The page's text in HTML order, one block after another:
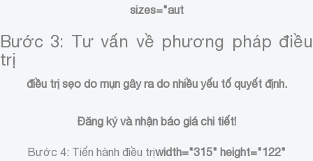
sizes="aut
Bước 3: Tư vấn về phương pháp điều
trị
điều trị sẹo do mụn gây ra do nhiều yếu tố quyết định.
Đăng ký và nhận báo giá chi tiết!
Bước 4: Tiến hành điều trịwidth="315" height="122"